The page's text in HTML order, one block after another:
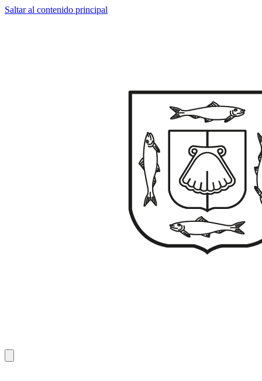
Saltar al contenido principal